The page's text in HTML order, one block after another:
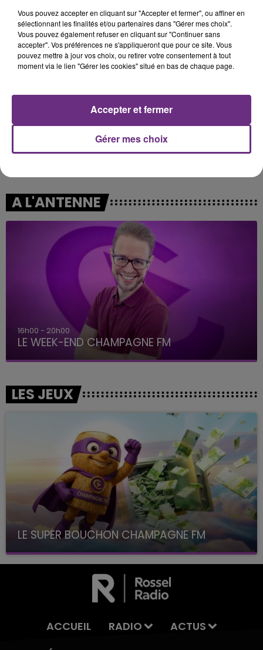
13h02
13h02
TEDDY SWIMS
12h59
12h59
CHRISTOPHE WILLEM
A L'ANTENNE
16h00 - 20h00
LE WEEK-END CHAMPAGNE FM
LES JEUX
LE SUPER BOUCHON CHAMPAGNE FM
avec La Famille Champagne FM, à 8H10
ACCUEIL RADIO
ACTUS
Vous pouvez accepter en cliquant sur "Accepter et fermer", ou affiner en
sélectionnant les finalités et/ou partenaires dans "Gérer mes choix".
Vous pouvez également refuser en cliquant sur "Continuer sans
accepter". Vos préférences ne s'appliqueront que pour ce site. Vous
pouvez mettre à jour vos choix, ou retirer votre consentement à tout
moment via le lien "Gérer les cookies" situé en bas de chaque page.
Gérer mes choix
Accepter et fermer